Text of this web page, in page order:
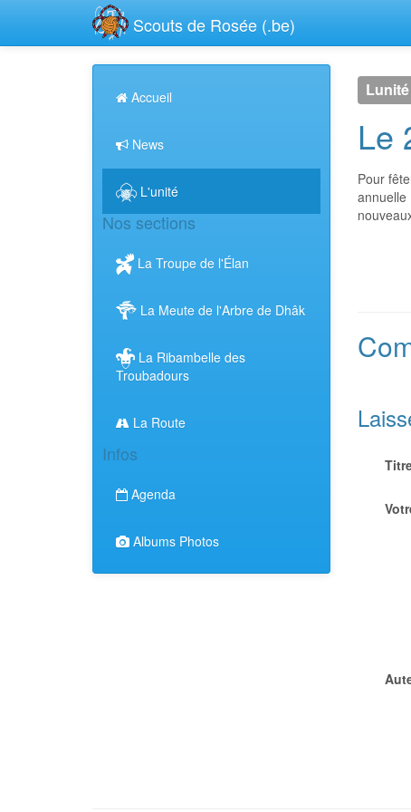
Scouts de Rosée (.be)
Accueil
News
L'unité
Nos sections
La Troupe de l'Élan
La Meute de l'Arbre de Dhâk
La Ribambelle des
Troubadours
La Route
Infos
Agenda
Albums Photos
Le
Pour
annuelle